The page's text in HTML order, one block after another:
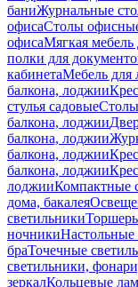
баниЖурнальные
офисаСтолы
офисаМягкая мебель
полки для
кабинетаМебель для
балкона, лоджии
стулья садовые
балкона, лоджии
балкона, лоджии
балкона, лоджии
балкона, лоджии
лоджииКомпактные
дома, бакалея
светильники
ночники
браТочечные
светильники,
зеркалКольцевые